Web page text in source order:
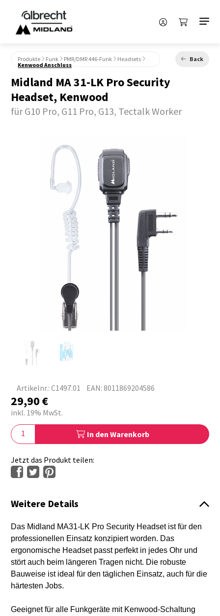
Produkte Funk PMR/DMR 446-Funk
Headsets
Kenwood Anschluss
Back
Midland MA 31-LK Pro Security
Headset, Kenwood
für G10 Pro, G11 Pro, G13, Tectalk Worker
Artikelnr.: C1497.01 EAN: 8011869204586
29,90€
inkl. 19% MwSt.
In den Warenkorb
Jetzt das Produkt teilen:
Weitere Details
Das Midland MA31-LK Pro Security Headset ist für den
professionellen Einsatz konzipiert worden. Das
ergonomische Headset passt perfekt in jedes Ohr und
stört auch beim längeren Tragen nicht. Die robuste
Bauweise ist ideal für den täglichen Einsatz, auch für die
härtesten Jobs.
Geeignet für alle Funkgeräte mit Kenwood-Schaltung